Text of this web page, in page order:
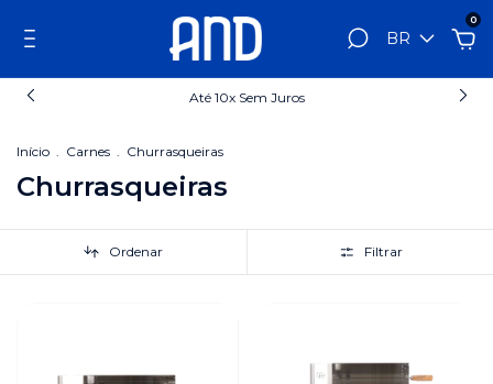
BR
0
Até 10x Sem Juros
Início . Carnes . Churrasqueiras
Churrasqueiras
Ordenar Filtrar